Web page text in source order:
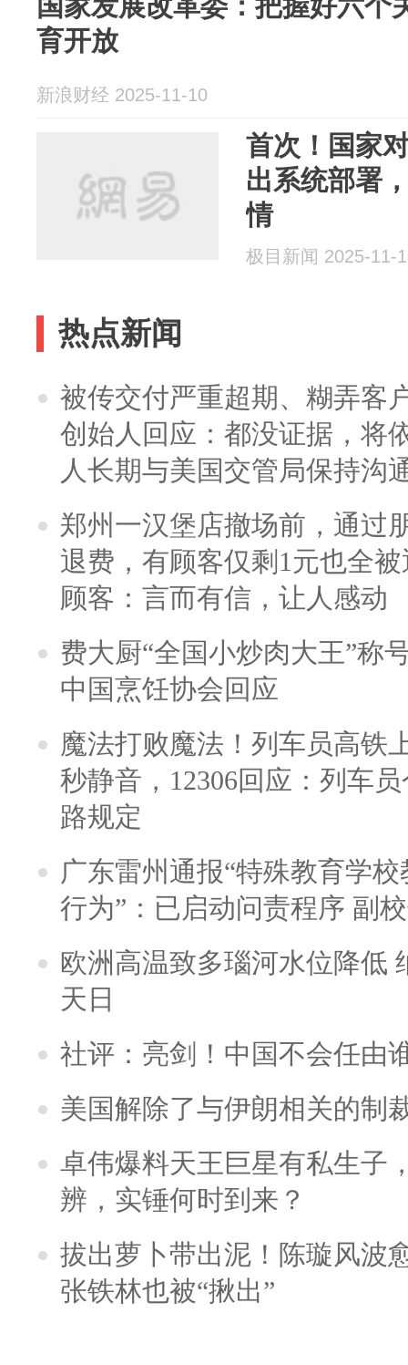
育开放
新浪财经 2025-11-10
首次！国家
出系统部署
情
极目新闻 2025-11-
热点新闻
被传交付严重超期、糊弄客
创始人回应：都没证据，将
人长期与美国交管局保持沟
郑州一汉堡店撤场前，通过
退费，有顾客仅剩1元也全
顾客：言而有信，让人感动
费大厨“全国小炒肉大王”称
中国烹饪协会回应
魔法打败魔法！列车员高铁
秒静音，12306回应：列车
路规定
广东雷州通报“特殊教育学
行为”：已启动问责程序 副
欧洲高温致多瑙河水位降低
天日
社评：亮剑！中国不会任由
美国解除了与伊朗相关的制
卓伟爆料天王巨星有私生子
辨，实锤何时到来？
拔出萝卜带出泥！陈璇风波
张铁林也被“揪出”